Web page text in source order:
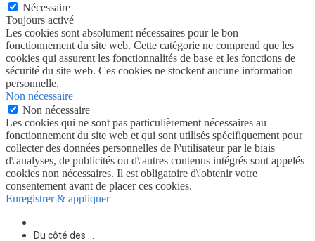
Nécessaire
Toujours activé
Les cookies sont absolument nécessaires pour le bon
fonctionnement du site web. Cette catégorie ne comprend que les
cookies qui assurent les fonctionnalités de base et les fonctions de
sécurité du site web. Ces cookies ne stockent aucune information
personnelle.
Non nécessaire
Non nécessaire
Les cookies qui ne sont pas particulièrement nécessaires au
fonctionnement du site web et qui sont utilisés spécifiquement pour
collecter des données personnelles de l\'utilisateur par le biais
d\'analyses, de publicités ou d\'autres contenus intégrés sont appelés
cookies non nécessaires. Il est obligatoire d\'obtenir votre
consentement avant de placer ces cookies.
Enregistrer & appliquer
Du côté des …